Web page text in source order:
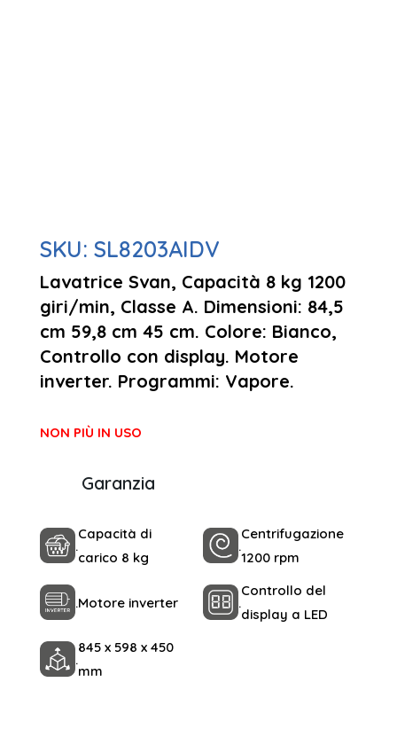
SKU: SL8203AIDV
Lavatrice Svan, Capacità 8 kg 1200
giri/min, Classe A. Dimensioni: 84,5
cm 59,8 cm 45 cm. Colore: Bianco,
Controllo con display. Motore
inverter. Programmi: Vapore.
NON PIÙ IN USO
Garanzia
.
Capacità di
carico 8 kg
.
Centrifugazione
1200 rpm
.Motore inverter .
Controllo del
display a LED
.
845 x 598 x 450
mm